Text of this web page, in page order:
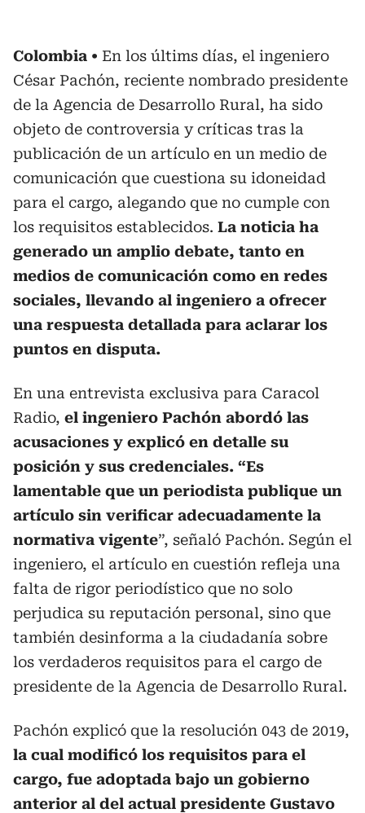
Colombia
En los últims días, el ingeniero
César Pachón, reciente nombrado presidente
de la Agencia de Desarrollo Rural, ha sido
objeto de controversia y críticas tras la
publicación de un artículo en un medio de
comunicación que cuestiona su idoneidad
para el cargo, alegando que no cumple con
los requisitos establecidos. La noticia ha
generado un amplio debate, tanto en
medios de comunicación como en redes
sociales, llevando al ingeniero a ofrecer
una respuesta detallada para aclarar los
puntos en disputa.
En una entrevista exclusiva para Caracol
Radio, el ingeniero Pachón abordó las
acusaciones y explicó en detalle su
posición y sus credenciales. “Es
lamentable que un periodista publique un
artículo sin verificar adecuadamente la
normativa vigente”, señaló Pachón. Según el
ingeniero, el artículo en cuestión refleja una
falta de rigor periodístico que no solo
perjudica su reputación personal, sino que
también desinforma a la ciudadanía sobre
los verdaderos requisitos para el cargo de
presidente de la Agencia de Desarrollo Rural.
Pachón explicó que la resolución 043 de 2019,
la cual modificó los requisitos para el
cargo, fue adoptada bajo un gobierno
anterior al del actual presidente Gustavo